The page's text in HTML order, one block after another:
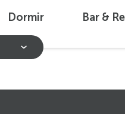
Dormir Bar &